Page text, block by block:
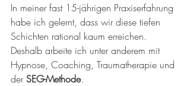
In meiner fast 15-jährigen Praxiserfahrung
habe ich gelernt, dass wir diese tiefen
Schichten rational kaum erreichen.
Deshalb arbeite ich unter anderem mit
Hypnose, Coaching, Traumatherapie und
der SEG-Methode.